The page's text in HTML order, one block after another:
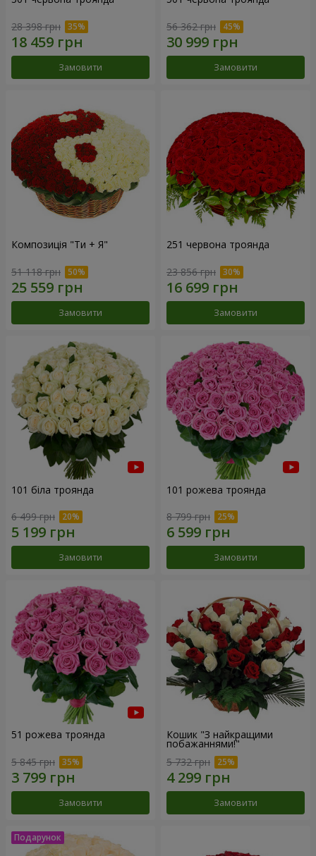
28 398 грн
Замовити
56 362 грн
Замовити
Композиція "Ти + Я"
51 118 грн
Замовити
251 червона троянда
23 856 грн
Замовити
101 біла троянда
6 499 грн
Замовити
101 рожева троянда
8 799 грн
Замовити
51 рожева троянда
5 845 грн
Замовити
Кошик "З найкращими
побажаннями!"
5 732 грн
Замовити